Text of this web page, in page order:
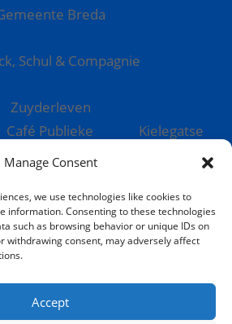
Manage Consent
we use technologies like cookies to
information. Consenting to these technologies
such as browsing behavior or unique IDs on
withdrawing consent, may adversely affect
Accept
Breda
Schul & Compagnie
Zuyderleven
Café Publieke
Kielegatse
Leutpenning
Kielegat
Privacyverklaring